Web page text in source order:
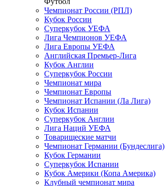
Чемпионат России (РПЛ)
Кубок России
Суперкубок УЕФА
Лига Чемпионов УЕФА
Лига Европы УЕФА
Английская Премьер-Лига
Кубок Англии
Суперкубок России
Чемпионат мира
Чемпионат Европы
Чемпионат Испании (Ла Лига)
Кубок Испании
Суперкубок Англии
Лига Наций УЕФА
Товарищеские матчи
Чемпионат Германии (Бундеслига)
Кубок Германии
Суперкубок Испании
Кубок Америки (Копа Америка)
Клубный чемпионат мира